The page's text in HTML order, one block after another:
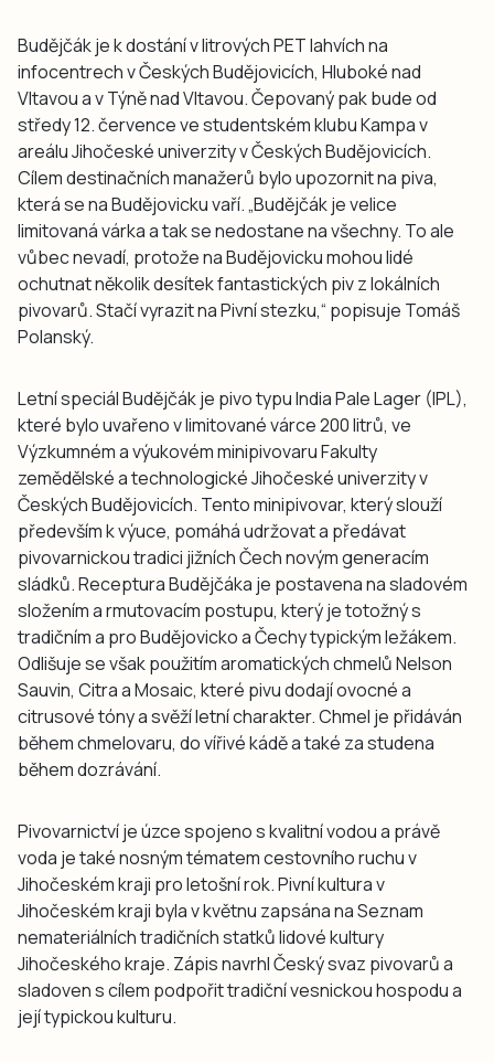
Budějčák je k dostání v litrových PET lahvích na
infocentrech v Českých Budějovicích, Hluboké nad
Vltavou a v Týně nad Vltavou. Čepovaný pak bude od
středy 12. července ve studentském klubu Kampa v
areálu Jihočeské univerzity v Českých Budějovicích.
Cílem destinačních manažerů bylo upozornit na piva,
která se na Budějovicku vaří. „Budějčák je velice
limitovaná várka a tak se nedostane na všechny. To ale
vůbec nevadí, protože na Budějovicku mohou lidé
ochutnat několik desítek fantastických piv z lokálních
pivovarů. Stačí vyrazit na Pivní stezku,“ popisuje Tomáš
Polanský.
Letní speciál Budějčák je pivo typu India Pale Lager (IPL),
které bylo uvařeno v limitované várce 200 litrů, ve
Výzkumném a výukovém minipivovaru Fakulty
zemědělské a technologické Jihočeské univerzity v
Českých Budějovicích. Tento minipivovar, který slouží
především k výuce, pomáhá udržovat a předávat
pivovarnickou tradici jižních Čech novým generacím
sládků. Receptura Budějčáka je postavena na sladovém
složením a rmutovacím postupu, který je totožný s
tradičním a pro Budějovicko a Čechy typickým ležákem.
Odlišuje se však použitím aromatických chmelů Nelson
Sauvin, Citra a Mosaic, které pivu dodají ovocné a
citrusové tóny a svěží letní charakter. Chmel je přidáván
během chmelovaru, do vířivé kádě a také za studena
během dozrávání.
Pivovarnictví je úzce spojeno s kvalitní vodou a právě
voda je také nosným tématem cestovního ruchu v
Jihočeském kraji pro letošní rok. Pivní kultura v
Jihočeském kraji byla v květnu zapsána na Seznam
nemateriálních tradičních statků lidové kultury
Jihočeského kraje. Zápis navrhl Český svaz pivovarů a
sladoven s cílem podpořit tradiční vesnickou hospodu a
její typickou kulturu.